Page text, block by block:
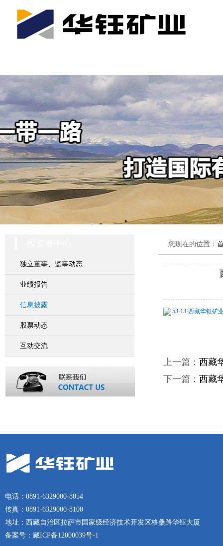
独立董事、监事动态
业绩报告
信息披露
股票动态
互动交流
您现在的位置：
53-13-西藏华钰矿
上一篇： 西藏
下一篇： 西藏
电话：0891-6329000-8054
传真：0891-6329000-8100
地址：西藏自治区拉萨市国家级经济技术开发区格桑路华钰大厦
备案号： 藏ICP备12000039号-1